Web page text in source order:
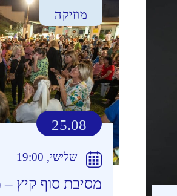
מוזיקה
25.08
שלישי, 19:00
מסיבת סוף קיץ –